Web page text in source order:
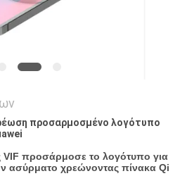
προσαρμοσμένο λογότυπο
VIF προσάρμοσε το λογότυπο για
ασύρματο χρεώνοντας πίνακα Qi